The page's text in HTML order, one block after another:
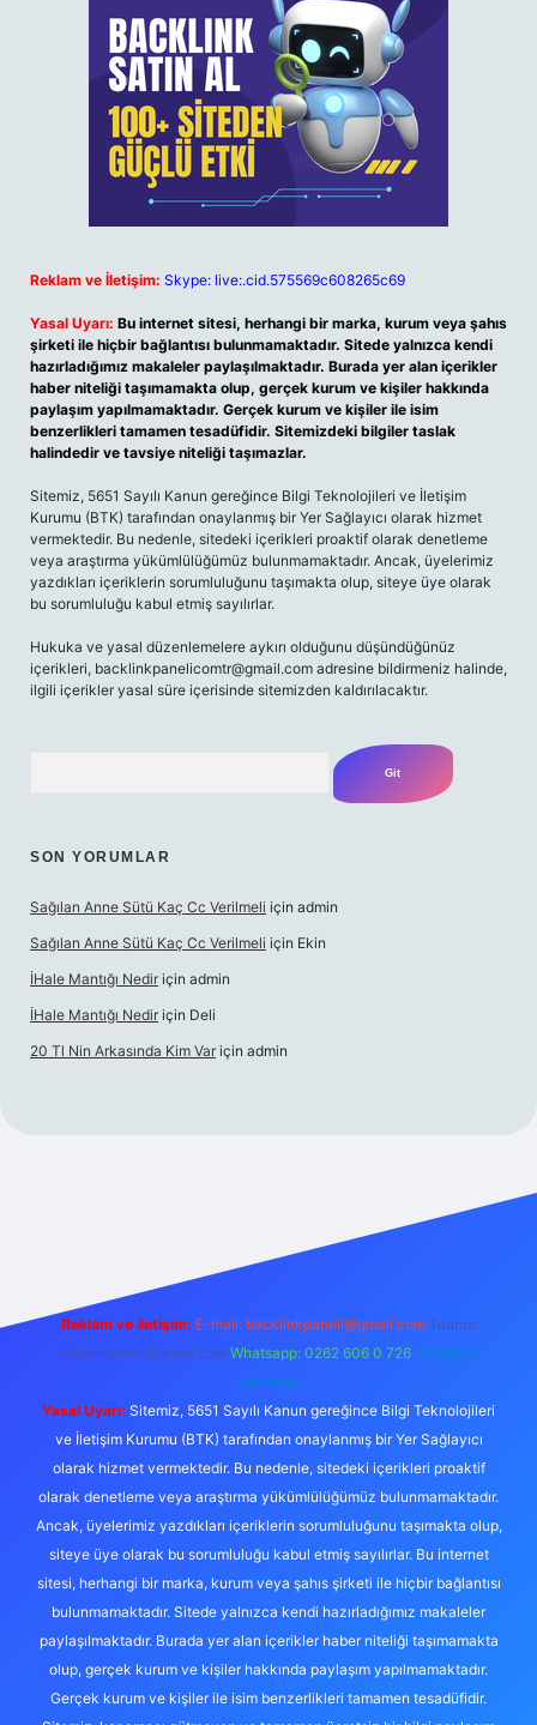
Reklam ve İletişim: Skype: live:.cid.575569c608265c69
Yasal Uyarı: Bu internet sitesi, herhangi bir marka, kurum veya şahıs
şirketi ile hiçbir bağlantısı bulunmamaktadır. Sitede yalnızca kendi
hazırladığımız makaleler paylaşılmaktadır. Burada yer alan içerikler
haber niteliği taşımamakta olup, gerçek kurum ve kişiler hakkında
paylaşım yapılmamaktadır. Gerçek kurum ve kişiler ile isim
benzerlikleri tamamen tesadüfidir. Sitemizdeki bilgiler taslak
halindedir ve tavsiye niteliği taşımazlar.
Sitemiz, 5651 Sayılı Kanun gereğince Bilgi Teknolojileri ve İletişim
Kurumu (BTK) tarafından onaylanmış bir Yer Sağlayıcı olarak hizmet
vermektedir. Bu nedenle, sitedeki içerikleri proaktif olarak denetleme
veya araştırma yükümlülüğümüz bulunmamaktadır. Ancak, üyelerimiz
yazdıkları içeriklerin sorumluluğunu taşımakta olup, siteye üye olarak
bu sorumluluğu kabul etmiş sayılırlar.
Hukuka ve yasal düzenlemelere aykırı olduğunu düşündüğünüz
içerikleri, backlinkpanelicomtr@gmail.com adresine bildirmeniz halinde,
ilgili içerikler yasal süre içerisinde sitemizden kaldırılacaktır.
SON YORUMLAR
Sağılan Anne Sütü Kaç Cc Verilmeli için admin
Sağılan Anne Sütü Kaç Cc Verilmeli için Ekin
İHale Mantığı Nedir için admin
İHale Mantığı Nedir için Deli
20 Tl Nin Arkasında Kim Var için admin
Reklam ve İletişim: E-mail: backlinkpaneli@gmail.com Teams:
forumhizmeti@gmail.com Whatsapp: 0262 606 0 726 Telegram:
@karabul
Yasal Uyarı: Sitemiz, 5651 Sayılı Kanun gereğince Bilgi Teknolojileri
ve İletişim Kurumu (BTK) tarafından onaylanmış bir Yer Sağlayıcı
olarak hizmet vermektedir. Bu nedenle, sitedeki içerikleri proaktif
olarak denetleme veya araştırma yükümlülüğümüz bulunmamaktadır.
Ancak, üyelerimiz yazdıkları içeriklerin sorumluluğunu taşımakta olup,
siteye üye olarak bu sorumluluğu kabul etmiş sayılırlar. Bu internet
sitesi, herhangi bir marka, kurum veya şahıs şirketi ile hiçbir bağlantısı
bulunmamaktadır. Sitede yalnızca kendi hazırladığımız makaleler
paylaşılmaktadır. Burada yer alan içerikler haber niteliği taşımamakta
olup, gerçek kurum ve kişiler hakkında paylaşım yapılmamaktadır.
Gerçek kurum ve kişiler ile isim benzerlikleri tamamen tesadüfidir.